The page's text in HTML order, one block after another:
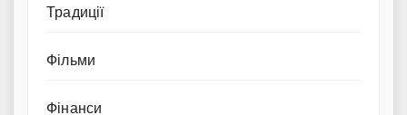
Традиції
Фільми
Фінанси